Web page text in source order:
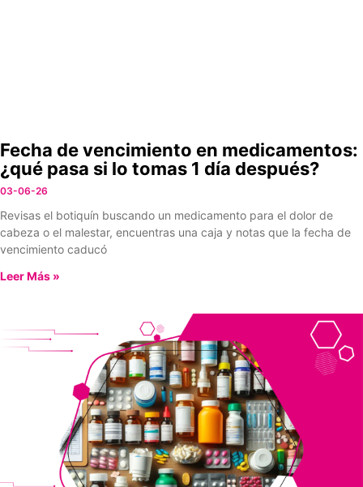
Fecha de vencimiento en medicamentos:
¿qué pasa si lo tomas 1 día después?
03-06-26
Revisas el botiquín buscando un medicamento para el dolor de
cabeza o el malestar, encuentras una caja y notas que la fecha de
vencimiento caducó
Leer Más »